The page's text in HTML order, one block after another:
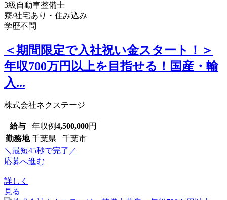
3級自動車整備士
寮/社宅あり・住み込み
学歴不問
＜期間限定で入社祝い金スタート！＞
年収700万円以上を目指せる！国産・輸
入...
株式会社ネクステージ
給与 年収例4,500,000円
勤務地 千葉県 千葉市
＼最短45秒で完了／
応募へ進む
詳しく
見る